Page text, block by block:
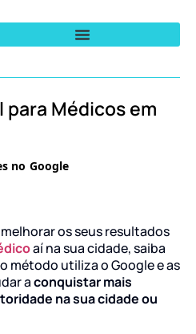
Médicos em
os seus resultados
aí na sua cidade, saiba
método utiliza o Google e as
aconquistar mais
na sua cidade ou